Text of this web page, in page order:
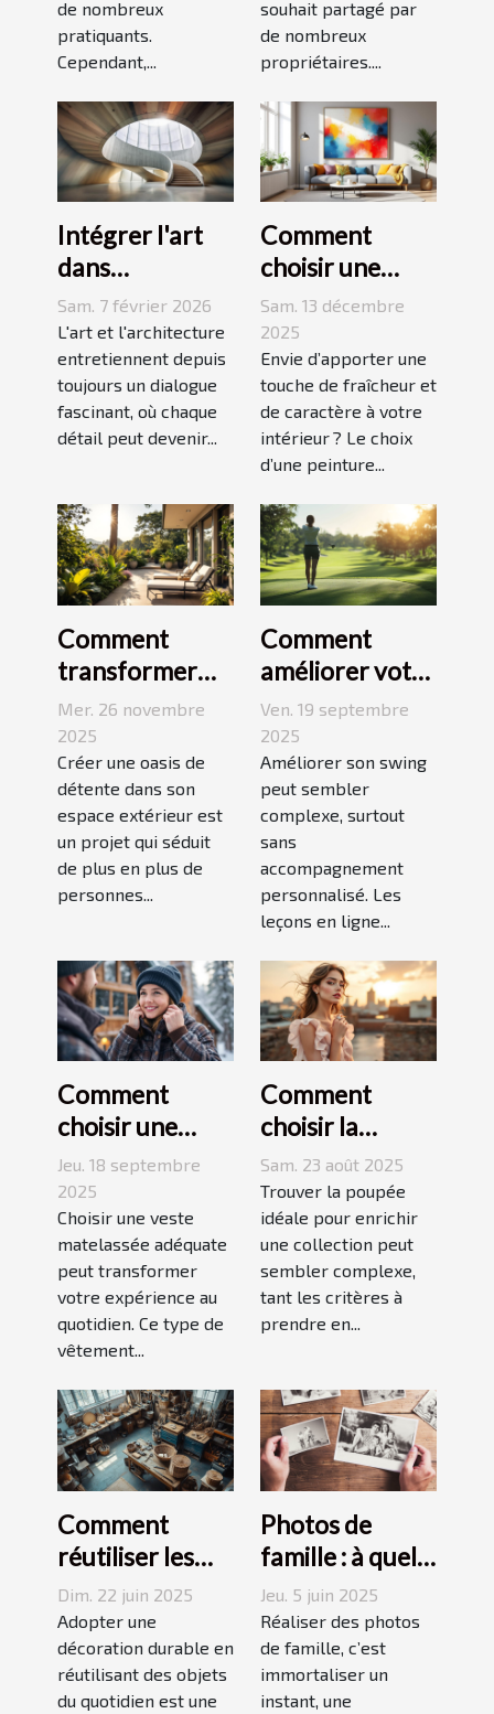
de nombreux
pratiquants.
Cependant,...
souhait partagé par
de nombreux
propriétaires....
Intégrer l'art
dans
l'architecture :
escaliers
comme moyen
d'expression
Sam. 7 février 2026
L'art et l'architecture
entretiennent depuis
toujours un dialogue
fascinant, où chaque
détail peut devenir...
Comment
choisir une
peinture
moderne pour
dynamiser
votre espace ?
Sam. 13 décembre
2025
Envie d’apporter une
touche de fraîcheur et
de caractère à votre
intérieur ? Le choix
d’une peinture...
Comment
transformer
votre espace
extérieur en
oasis de
détente ?
Mer. 26 novembre
2025
Créer une oasis de
détente dans son
espace extérieur est
un projet qui séduit
de plus en plus de
personnes...
Comment
améliorer votre
swing avec des
leçons en ligne
Ven. 19 septembre
2025
Améliorer son swing
peut sembler
complexe, surtout
sans
accompagnement
personnalisé. Les
leçons en ligne...
Comment
choisir une
veste
matelassée
adaptée à votre
style de vie ?
Jeu. 18 septembre
2025
Choisir une veste
matelassée adéquate
peut transformer
votre expérience au
quotidien. Ce type de
vêtement...
Comment
choisir la
poupée
parfaite pour
votre collection
unique ?
Sam. 23 août 2025
Trouver la poupée
idéale pour enrichir
une collection peut
sembler complexe,
tant les critères à
prendre en...
Comment
réutiliser les
objets du
quotidien pour
une décoration
durable
Dim. 22 juin 2025
Adopter une
décoration durable en
réutilisant des objets
du quotidien est une
Photos de
famille : à quel
photographe
confier cette
tâche à
Grenoble ?
Jeu. 5 juin 2025
Réaliser des photos
de famille, c’est
immortaliser un
instant, une